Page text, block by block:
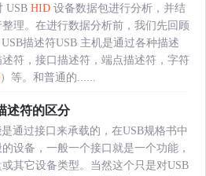
USB HID 设备数据包进行分析，并结
理。在进行数据分析前，我们先回顾
描述符USB 主机是通过各种描述
符，接口描述符，端点描述符，字符
）等。和普通的......
述符的区分
通过接口来承载的，在USB规格书中
设备，一般一个接口就是一个功能，
其它设备类型。当然这个只是对USB